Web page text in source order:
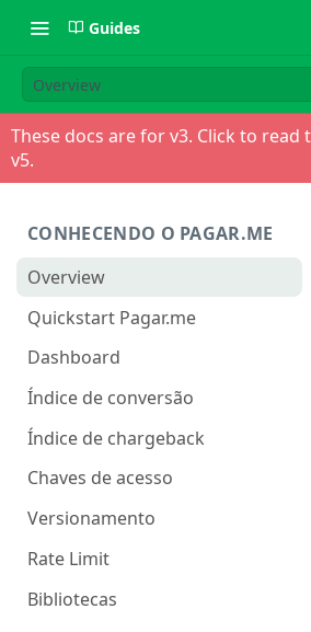
Guides
Overview
These docs are for v3. Click to read
v5.
CONHECENDO O PAGAR.ME
Overview
Quickstart Pagar.me
Dashboard
Índice de conversão
Índice de chargeback
Chaves de acesso
Versionamento
Rate Limit
Bibliotecas